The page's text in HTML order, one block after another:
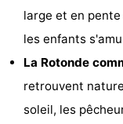
large et en
les enfants
La Rotonde
retrouvent
soleil, les